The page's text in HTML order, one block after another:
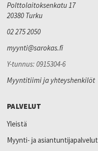
Polttolaitoksenkatu 17
20380 Turku
02 275 2050
myynti@sarokas.fi
Y-tunnus: 0915304-6
Myyntitiimi ja yhteyshenkilöt
PALVELUT
Yleistä
Myynti- ja asiantuntijapalvelut